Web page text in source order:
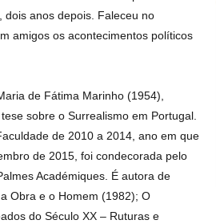
dois anos depois. Faleceu no
amigos os acontecimentos políticos
de Fátima Marinho (1954),
sobre o Surrealismo em Portugal.
de 2010 a 2014, ano em que
de 2015, foi condecorada pelo
Académiques. É autora de
Obra e o Homem (1982); O
do Século XX – Ruturas e